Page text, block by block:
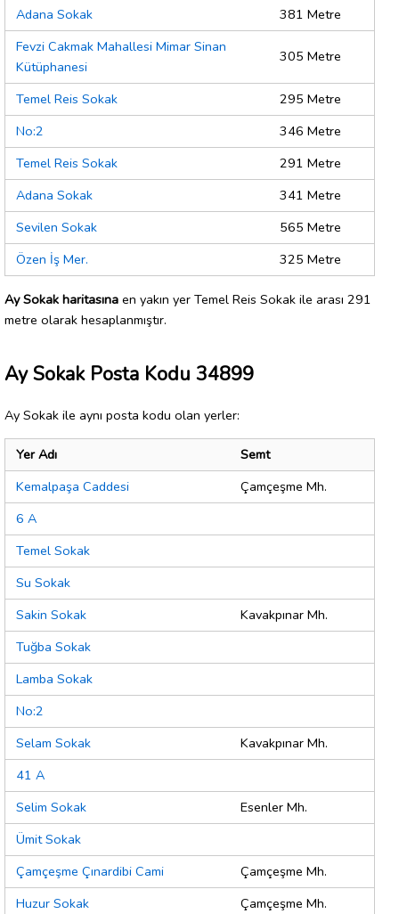
Adana Sokak
381 Metre
Fevzi Cakmak Mahallesi Mimar Sinan
Kütüphanesi
305 Metre
Temel Reis Sokak
295 Metre
No:2
346 Metre
Temel Reis Sokak
291 Metre
Adana Sokak
341 Metre
Sevilen Sokak
565 Metre
Özen İş Mer.
325 Metre
Ay Sokak haritasına en yakın yer Temel Reis Sokak ile arası 291
metre olarak hesaplanmıştır.
Ay Sokak Posta Kodu 34899
Ay Sokak ile aynı posta kodu olan yerler:
Yer Adı
Semt
Kemalpaşa Caddesi
Çamçeşme Mh.
6 A
Temel Sokak
Su Sokak
Sakin Sokak
Kavakpınar Mh.
Tuğba Sokak
Lamba Sokak
No:2
Selam Sokak
Kavakpınar Mh.
41 A
Selim Sokak
Esenler Mh.
Ümit Sokak
Çamçeşme Çınardibi Cami
Çamçeşme Mh.
Huzur Sokak
Çamçeşme Mh.